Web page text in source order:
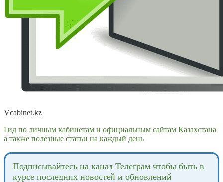
Vcabinet.kz
Гид по личным кабинетам и официальным сайтам Казахстана
а также полезные статьи на каждый день
Подпиcывайтесь на канал Телеграм чтобы быть в
курсе последних новостей и обновлений